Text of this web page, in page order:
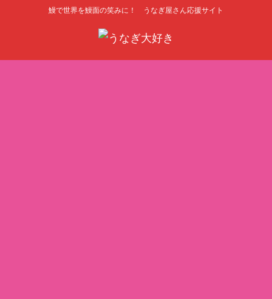
鰻で世界を鰻面の笑みに！ うなぎ屋さん応援サイト